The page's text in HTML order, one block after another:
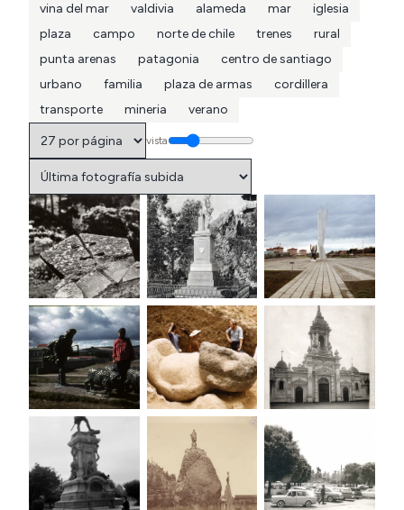
vina del mar
valdivia alameda mar
iglesia
plaza
campo norte de chile trenes
rural
punta arenas
patagonia
centro de santiago
urbano
familia plaza de armas
cordillera
transporte
mineria verano
vista